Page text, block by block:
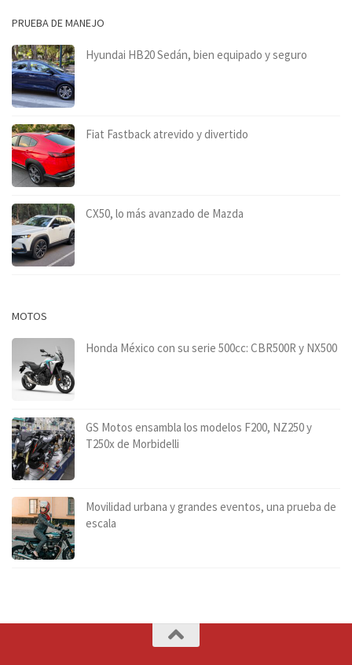
PRUEBA DE MANEJO
Hyundai HB20 Sedán, bien equipado y seguro
Fiat Fastback atrevido y divertido
CX50, lo más avanzado de Mazda
MOTOS
Honda México con su serie 500cc: CBR500R y NX500
GS Motos ensambla los modelos F200, NZ250 y
T250x de Morbidelli
Movilidad urbana y grandes eventos, una prueba de
escala